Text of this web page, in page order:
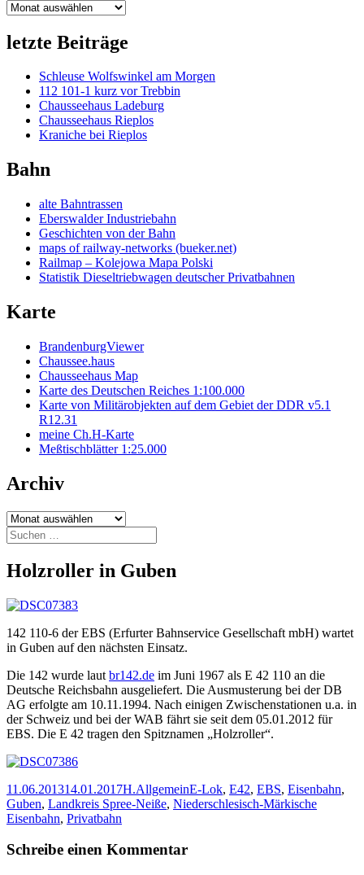
Archiv
letzte Beiträge
Schleuse Wolfswinkel am Morgen
112 101-1 kurz vor Trebbin
Chausseehaus Ladeburg
Chausseehaus Rieplos
Kraniche bei Rieplos
Bahn
alte Bahntrassen
Eberswalder Industriebahn
Geschichten von der Bahn
maps of railway-networks (bueker.net)
Railmap – Kolejowa Mapa Polski
Statistik Dieseltriebwagen deutscher Privatbahnen
Karte
BrandenburgViewer
Chaussee.haus
Chausseehaus Map
Karte des Deutschen Reiches 1:100.000
Karte von Militärobjekten auf dem Gebiet der DDR v5.1
R12.31
meine Ch.H-Karte
Meßtischblätter 1:25.000
Archiv
Archiv
Suchen
nach:
Holzroller in Guben
142 110-6 der EBS (Erfurter Bahnservice Gesellschaft mbH) wartet
in Guben auf den nächsten Einsatz.
Die 142 wurde laut br142.de im Juni 1967 als E 42 110 an die
Deutsche Reichsbahn ausgeliefert. Die Ausmusterung bei der DB
AG erfolgte am 10.11.1994. Nach einigen Zwischenstationen u.a. in
der Schweiz und bei der WAB fährt sie seit dem 05.01.2012 für
EBS. Die E 42 tragen den Spitznamen „Holzroller“.
Veröffentlicht
am
11.06.201314.01.2017Autor
H.Kategorien
AllgemeinSchlagwörter
E-Lok, E42, EBS, Eisenbahn,
Guben, Landkreis Spree-Neiße, Niederschlesisch-Märkische
Eisenbahn, Privatbahn
Schreibe einen Kommentar